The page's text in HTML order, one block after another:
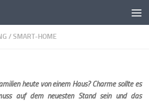
/SMART-HOME
heute von einem Haus? Charme sollte es
auf dem neuesten Stand sein und das